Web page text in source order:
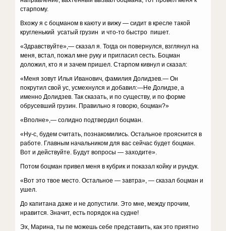
старпому.
Вхожу я с боцманом в каюту и вижу — сидит в кресле такой
кругленький усатый грузин и что-то быстро пишет.
«Здравствуйте»,— сказал я. Тогда он повернулся, взглянул на
меня, встал, пожал мне руку и пригласил сесть. Боцман
доложил, кто я и зачем пришел. Старпом кивнул и сказал:
«Меня зовут Илья Иванович, фамилия Долидзев.— Он
покрутил свой ус, усмехнулся и добавил:—Не Долидзе, а
именно Долидзев. Так сказать, и по существу, и по форме
обрусевший грузин. Правильно я говорю, боцман?»
«Вполне»,— солидно подтвердил боцман.
«Ну-с, будем считать, познакомились. Остальное прояснится в
работе. Главным начальником для вас сейчас будет боцман.
Вот и действуйте. Будут вопросы — заходите».
Потом боцман привел меня в кубрик и показал койку и рундук.
«Вот это твое место. Остальное — завтра», — сказал боцман и
ушел.
До капитана даже и не допустили. Это мне, между прочим,
нравится. Значит, есть порядок на судне!
Эх, Марина, ты пе можешь себе представить, как это приятно